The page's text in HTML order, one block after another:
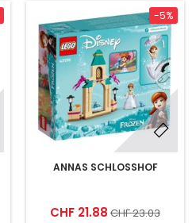
ANNAS SCHLOSSHOF
CHF 21.88 CHF 23.03
-5%